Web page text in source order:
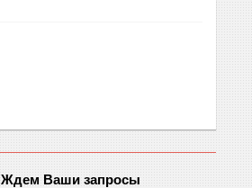
Ждем Ваши запросы